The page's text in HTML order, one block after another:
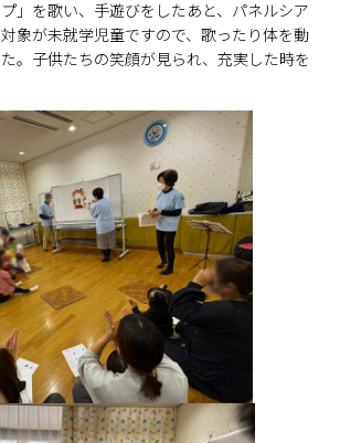
」を歌い、手遊びをしたあと、パネルシア
象が未就学児童ですので、歌ったり体を動
。子供たちの笑顔が見られ、充実した時を